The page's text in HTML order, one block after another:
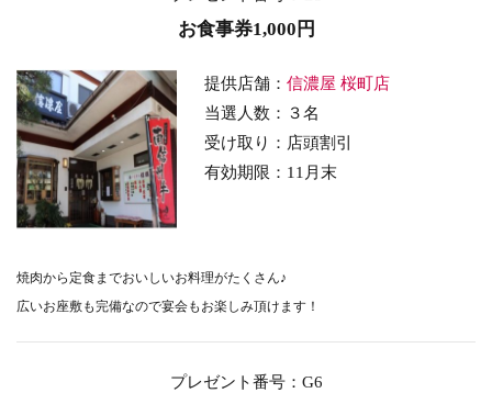
お食事券1,000円
提供店舗：信濃屋 桜町店
当選人数：３名
受け取り：店頭割引
有効期限：11月末
焼肉から定食までおいしいお料理がたくさん♪
広いお座敷も完備なので宴会もお楽しみ頂けます！
プレゼント番号：G6